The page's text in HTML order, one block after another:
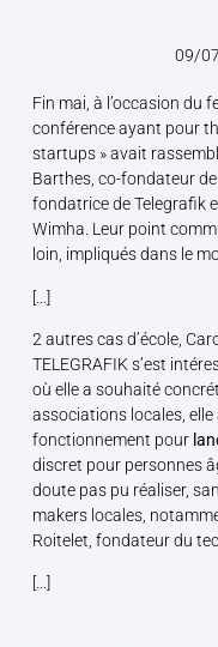
09/
Fin mai, à l’occasion du
conférence ayant pour
startups » avait
Barthes, co-fondateur
fondatrice de Telegrafik
Wimha. Leur point
loin, impliqués dans le
[…]
2 autres cas d’école,
TELEGRAFIK s’est
où elle a souhaité
associations locales, elle
fonctionnement pour
discret pour personnes
doute pas pu réaliser,
makers locales,
Roitelet, fondateur du
[…]